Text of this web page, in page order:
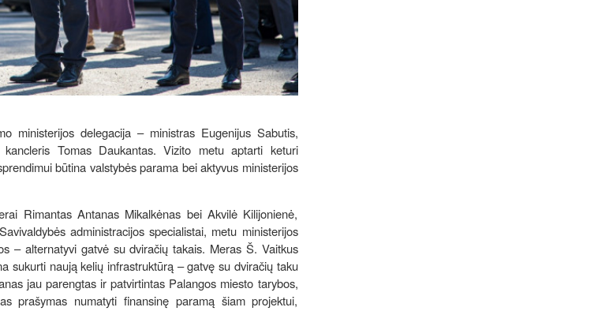
ministerijos delegacija – ministras Eugenijus Sabutis,
Tomas Daukantas. Vizito metu aptarti keturi
būtina valstybės parama bei aktyvus ministerijos
Rimantas Antanas Mikalkėnas bei Akvilė Kilijonienė,
administracijos specialistai, metu ministerijos
– alternatyvi gatvė su dviračių takais. Meras Š. Vaitkus
sukurti naują kelių infrastruktūrą – gatvę su dviračių taku
jau parengtas ir patvirtintas Palangos miesto tarybos,
prašymas numatyti finansinę paramą šiam projektui,